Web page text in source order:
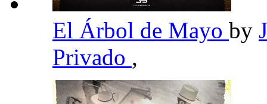
El Árbol de Mayo by
Privado ,